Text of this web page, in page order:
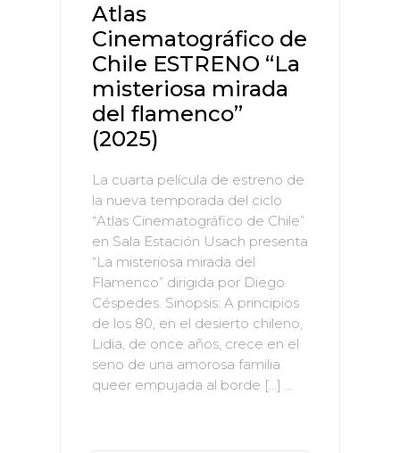
Atlas
Cinematográfico de
Chile ESTRENO “La
misteriosa mirada
del flamenco”
(2025)
La cuarta película de estreno de
la nueva temporada del ciclo
“Atlas Cinematográfico de Chile”
en Sala Estación Usach presenta
“La misteriosa mirada del
Flamenco” dirigida por Diego
Céspedes. Sinopsis: A principios
de los 80, en el desierto chileno,
Lidia, de once años, crece en el
seno de una amorosa familia
queer empujada al borde […] ...